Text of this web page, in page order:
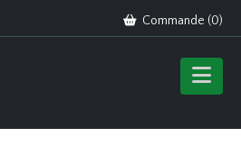
Commande (0)